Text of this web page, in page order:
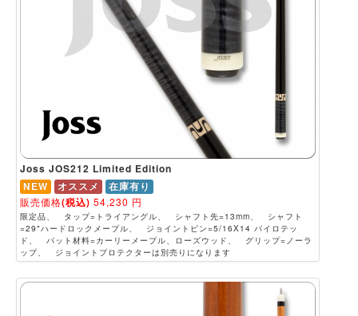
Joss JOS212 Limited Edition
NEW オススメ
在庫有り
販売価格(税込) 54,230 円
限定品、 タップ=トライアングル、 シャフト先=13mm、 シャフト
=29"ハードロックメープル、 ジョイントピン=5/16X14 パイロテッ
ド、 バット材料=カーリーメープル、ローズウッド、 グリップ=ノーラ
ップ、 ジョイントプロテクターは別売りになります